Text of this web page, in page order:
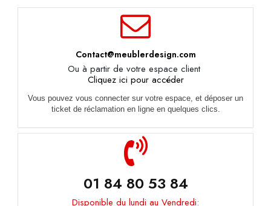
Contact@meublerdesign.com
Ou à partir de votre espace client
Cliquez ici pour accéder
Vous pouvez vous connecter sur votre espace, et déposer un
ticket de réclamation en ligne en quelques clics.
01 84 80 53 84
Disponible du lundi au Vendredi: